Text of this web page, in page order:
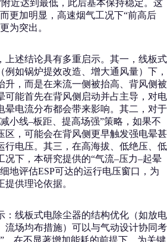
近达到最低，此后基本保持稳定。这
更加明显，高速烟气工况下“前高后
为突出。
上述结论具有多重启示。其一，线板式
例如锅炉提效改造、增大通风量）下，
升，而是在来流一侧被抬高、背风侧被
可能首先在背风侧启动并占主导，对电
晕电流分布都会带来影响。其二，对于
小线–板距、提高场强”策略，如果不
区，可能会在背风侧更早触发强电晕甚
行电压。其三，在高海拔、低绝压、低
况下，本研究提供的“气流–压力–起晕
地评估ESP可达的运行电压窗口，为
供理论依据。
：线板式电除尘器的结构优化（如放电
流场均布措施）可以与气动设计协同考
，在不显著增加能耗的前提下，为关键